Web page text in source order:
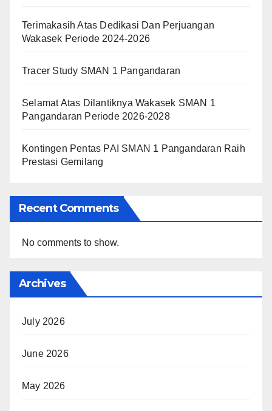
Terimakasih Atas Dedikasi Dan Perjuangan
Wakasek Periode 2024-2026
Tracer Study SMAN 1 Pangandaran
Selamat Atas Dilantiknya Wakasek SMAN 1
Pangandaran Periode 2026-2028
Kontingen Pentas PAI SMAN 1 Pangandaran Raih
Prestasi Gemilang
Recent Comments
No comments to show.
Archives
July 2026
June 2026
May 2026